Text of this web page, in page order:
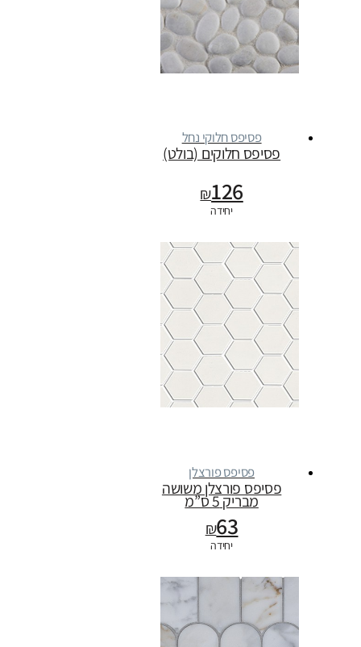
פסיפס חלוקי נחל
פסיפס חלוקים (בולט)
₪126
יחידה
פסיפס פורצלן
פסיפס פורצלן משושה
מבריק 5 ס”מ
₪63
יחידה